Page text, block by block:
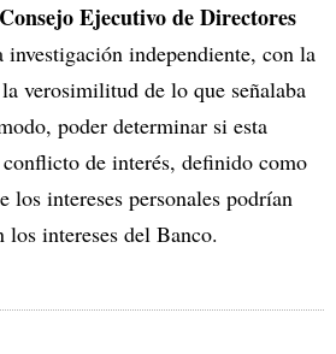
Consejo Ejecutivo de Directores
investigación independiente, con la
verosimilitud de lo que señalaba
poder determinar si esta
de interés, definido como
los intereses personales podrían
intereses del Banco.